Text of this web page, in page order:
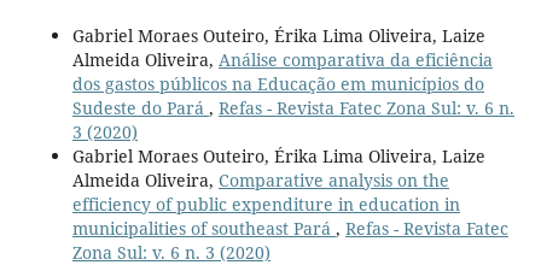
Gabriel Moraes Outeiro, Érika Lima Oliveira, Laize
Almeida Oliveira, Análise comparativa da eficiência
dos gastos públicos na Educação em municípios do
Sudeste do Pará , Refas - Revista Fatec Zona Sul: v. 6 n.
3 (2020)
Gabriel Moraes Outeiro, Érika Lima Oliveira, Laize
Almeida Oliveira, Comparative analysis on the
efficiency of public expenditure in education in
municipalities of southeast Pará , Refas - Revista Fatec
Zona Sul: v. 6 n. 3 (2020)